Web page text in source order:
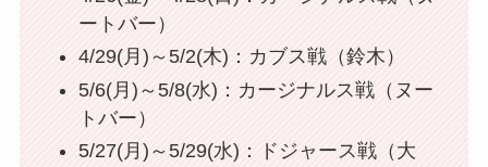
ートバー）
4/29(月)～5/2(木)：カブス戦（鈴木）
5/6(月)～5/8(水)：カージナルス戦（ヌー
トバー）
5/27(月)～5/29(水)：ドジャース戦（大